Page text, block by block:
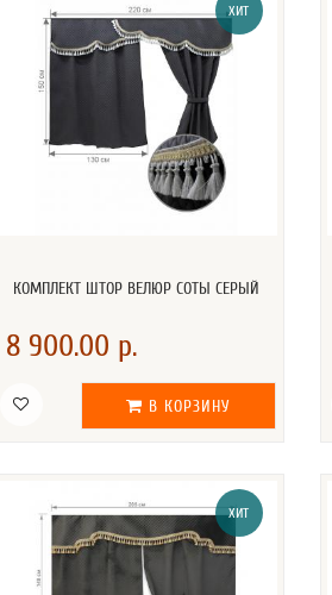
ХИТ
КОМПЛЕКТ ШТОР ВЕЛЮР СОТЫ СЕРЫЙ
8 900.00 р.
В КОРЗИНУ
ХИТ